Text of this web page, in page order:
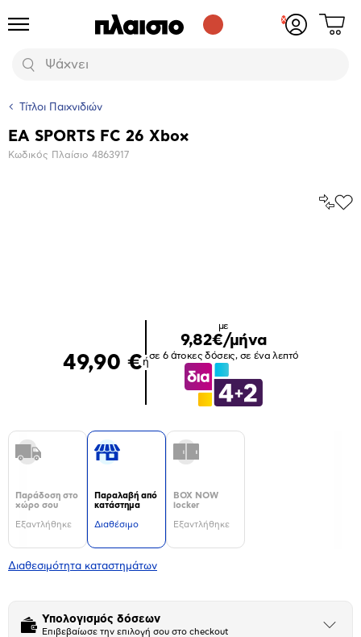
Προϊόντα
Αναζήτηση
Δες
Τίτλοι Παιχνιδιών
Βασικά
EA SPORTS FC 26 Xbox
Κωδικός Πλαίσιο 4863917
49,90 €ή
με
9,82€/μήνα
σε 6 άτοκες δόσεις, σε ένα λεπτό
Παράδοση στο
χώρο σου
Εξαντλήθηκε
Παραλαβή από
κατάστημα
Διαθέσιμο
BOX NOW
locker
Εξαντλήθηκε
Διαθεσιμότητα καταστημάτων
Υπολογισμός δόσεων
Επιβεβαίωσε την επιλογή σου στο checkout
Άνοιξε